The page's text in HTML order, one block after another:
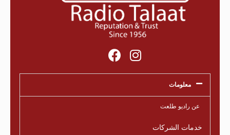
معلومات
عن راديو طلعت
خدمات الشركات